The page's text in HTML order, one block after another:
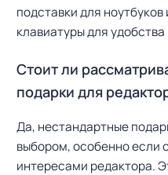
подставки для
клавиатуры для
Стоит ли
подарки для
Да, нестандартные
выбором, особенно если
интересами редактора.